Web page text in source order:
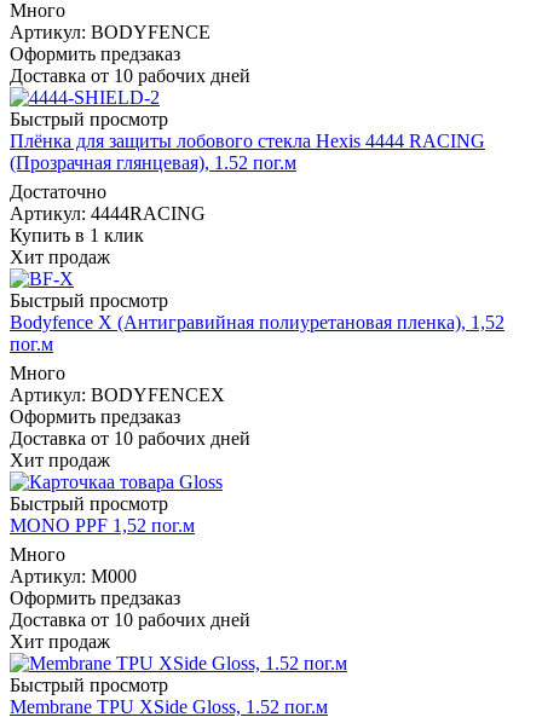
Много
Артикул: BODYFENCE
Оформить предзаказ
Доставка от 10 рабочих дней
Быстрый просмотр
Плёнка для защиты лобового стекла Hexis 4444 RACING
(Прозрачная глянцевая), 1.52 пог.м
Достаточно
Артикул: 4444RACING
Купить в 1 клик
Хит продаж
Быстрый просмотр
Bodyfence X (Антигравийная полиуретановая пленка), 1,52
пог.м
Много
Артикул: BODYFENCEX
Оформить предзаказ
Доставка от 10 рабочих дней
Хит продаж
Быстрый просмотр
MONO PPF 1,52 пог.м
Много
Артикул: M000
Оформить предзаказ
Доставка от 10 рабочих дней
Хит продаж
Быстрый просмотр
Membrane TPU XSide Gloss, 1.52 пог.м